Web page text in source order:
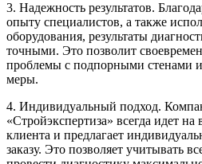
3. Надежность результатов.
опыту специалистов, а также
оборудования, результаты
точными. Это позволит
проблемы с подпорными стенами
меры.
4. Индивидуальный подход.
«Стройэкспертиза» всегда идет на
клиента и предлагает
заказу. Это позволяет учитывать